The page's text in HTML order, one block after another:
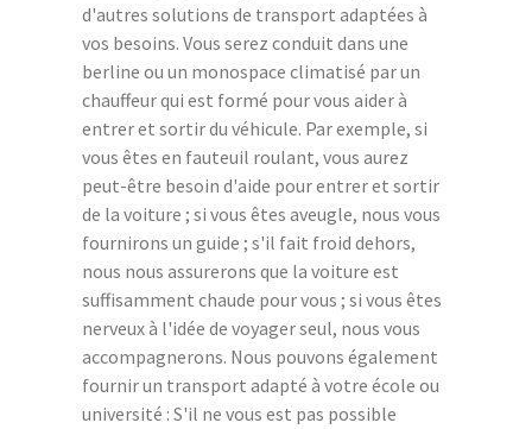
d'autres solutions de transport adaptées à
vos besoins. Vous serez conduit dans une
berline ou un monospace climatisé par un
chauffeur qui est formé pour vous aider à
entrer et sortir du véhicule. Par exemple, si
vous êtes en fauteuil roulant, vous aurez
peut-être besoin d'aide pour entrer et sortir
de la voiture ; si vous êtes aveugle, nous vous
fournirons un guide ; s'il fait froid dehors,
nous nous assurerons que la voiture est
suffisamment chaude pour vous ; si vous êtes
nerveux à l'idée de voyager seul, nous vous
accompagnerons. Nous pouvons également
fournir un transport adapté à votre école ou
université : S'il ne vous est pas possible